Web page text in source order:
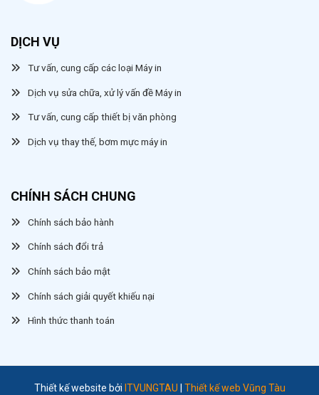
DỊCH VỤ
Tư vấn, cung cấp các loại Máy in
Dịch vụ sửa chữa, xử lý vấn đề Máy in
Tư vấn, cung cấp thiết bị văn phòng
Dịch vụ thay thế, bơm mực máy in
CHÍNH SÁCH CHUNG
Chính sách bảo hành
Chính sách đổi trả
Chính sách bảo mật
Chính sách giải quyết khiếu nại
Hình thức thanh toán
Thiết kế website bởi ITVUNGTAU Thiết kế web Vũng Tàu